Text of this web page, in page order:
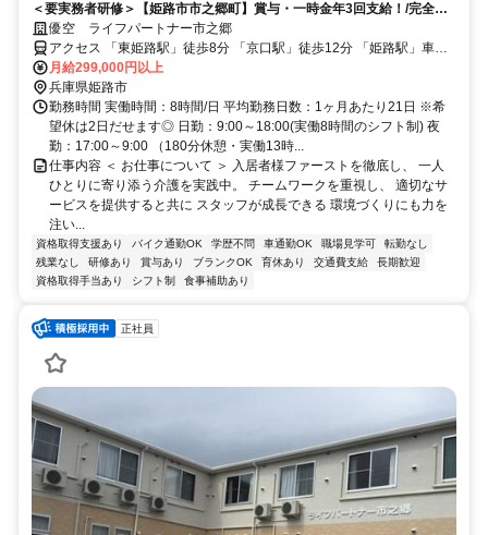
＜要実務者研修＞【姫路市市之郷町】賞与・一時金年3回支給！/完全週
休二日制/上場企業グループ
優空 ライフパートナー市之郷
アクセス 「東姫路駅」徒歩8分 「京口駅」徒歩12分 「姫路駅」車で6
分
月給299,000円以上
兵庫県姫路市
勤務時間 実働時間：8時間/日 平均勤務日数：1ヶ月あたり21日 ※希
望休は2日だせます◎ 日勤：9:00～18:00(実働8時間のシフト制) 夜
勤：17:00～9:00 （180分休憩・実働13時...
仕事内容 ＜ お仕事について ＞ 入居者様ファーストを徹底し、 一人
ひとりに寄り添う介護を実践中。 チームワークを重視し、 適切なサ
ービスを提供すると共に スタッフが成長できる 環境づくりにも力を
注い...
資格取得支援あり バイク通勤OK 学歴不問 車通勤OK 職場見学可
転勤なし
残業なし
研修あり 賞与あり ブランクOK 育休あり 交通費支給
長期歓迎
資格取得手当あり
シフト制 食事補助あり
正社員